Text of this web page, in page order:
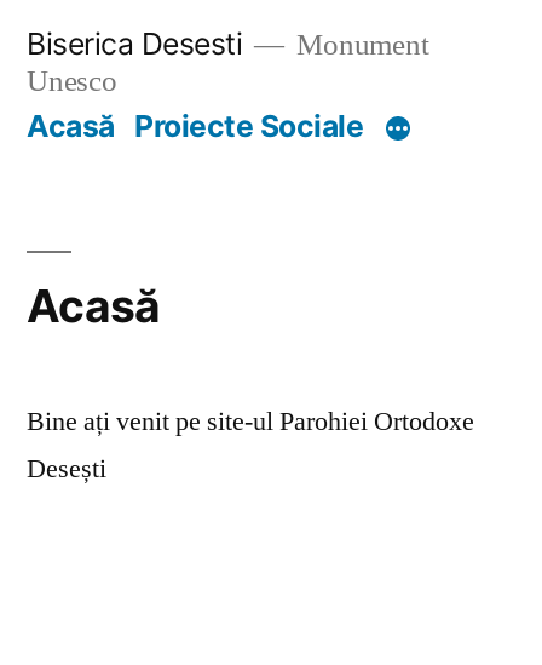
content
Biserica Desesti
Monument
Unesco
Acasă Proiecte Sociale
Acasă
Bine ați venit pe site-ul Parohiei Ortodoxe
Desești